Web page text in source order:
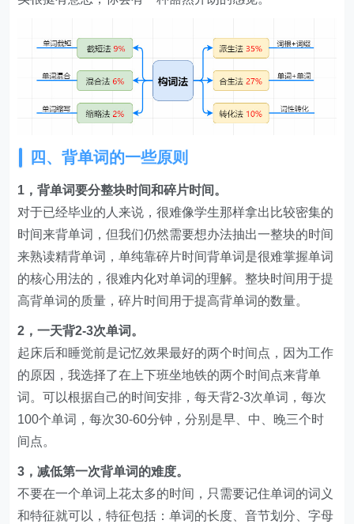
四、背单词的一些原则
1，背单词要分整块时间和碎片时间。
对于已经毕业的人来说，很难像学生那样拿出比较密集的
时间来背单词，但我们仍然需要想办法抽出一整块的时间
来熟读精背单词，单纯靠碎片时间背单词是很难掌握单词
的核心用法的，很难内化对单词的理解。整块时间用于提
高背单词的质量，碎片时间用于提高背单词的数量。
2，一天背2-3次单词。
起床后和睡觉前是记忆效果最好的两个时间点，因为工作
的原因，我选择了在上下班坐地铁的两个时间点来背单
词。可以根据自己的时间安排，每天背2-3次单词，每次
100个单词，每次30-60分钟，分别是早、中、晚三个时
间点。
3，减低第一次背单词的难度。
不要在一个单词上花太多的时间，只需要记住单词的词义
和特征就可以，特征包括：单词的长度、音节划分、字母